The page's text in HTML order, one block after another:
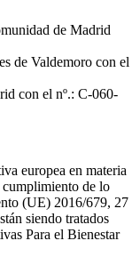
de Madrid
de Valdemoro con el
con el nº.: C-060-
europea en materia
cumplimiento de lo
(UE) 2016/679, 27
siendo tratados
Para el Bienestar